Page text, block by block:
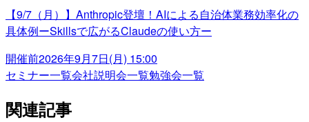
【9/7（月）】Anthropic登壇！AIによる自治体業務効率化の
具体例ーSkillsで広がるClaudeの使い方ー
開催前2026年9月7日(月) 15:00
セミナー一覧会社説明会一覧勉強会一覧
関連記事